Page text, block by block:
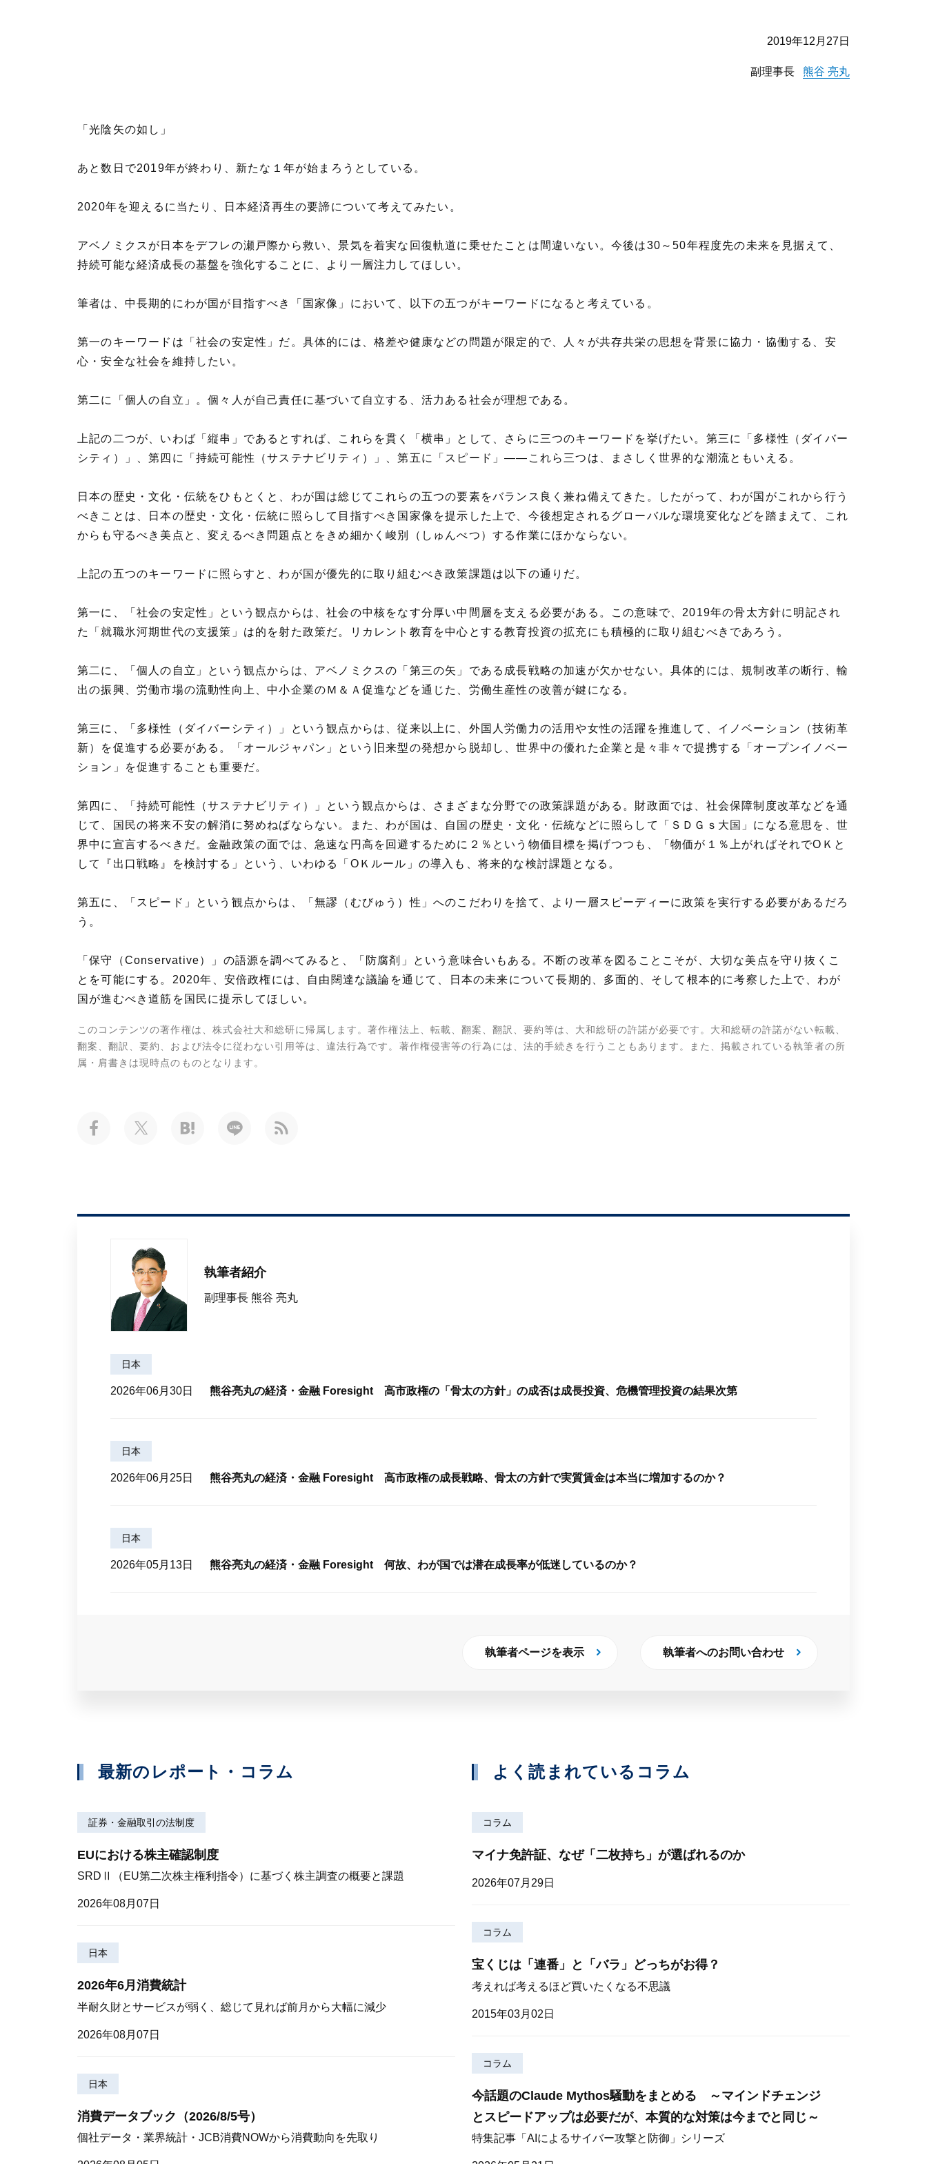
2019年12月27日
副理事長 熊谷 亮丸
「光陰矢の如し」
あと数日で2019年が終わり、新たな１年が始まろうとしている。
2020年を迎えるに当たり、日本経済再生の要諦について考えてみたい。
アベノミクスが日本をデフレの瀬戸際から救い、景気を着実な回復軌道に乗せたことは間違いない。今後は30～50年程度先の未来を見据えて、
持続可能な経済成長の基盤を強化することに、より一層注力してほしい。
筆者は、中長期的にわが国が目指すべき「国家像」において、以下の五つがキーワードになると考えている。
第一のキーワードは「社会の安定性」だ。具体的には、格差や健康などの問題が限定的で、人々が共存共栄の思想を背景に協力・協働する、安
心・安全な社会を維持したい。
第二に「個人の自立」。個々人が自己責任に基づいて自立する、活力ある社会が理想である。
上記の二つが、いわば「縦串」であるとすれば、これらを貫く「横串」として、さらに三つのキーワードを挙げたい。第三に「多様性（ダイバー
シティ）」、第四に「持続可能性（サステナビリティ）」、第五に「スピード」——これら三つは、まさしく世界的な潮流ともいえる。
日本の歴史・文化・伝統をひもとくと、わが国は総じてこれらの五つの要素をバランス良く兼ね備えてきた。したがって、わが国がこれから行う
べきことは、日本の歴史・文化・伝統に照らして目指すべき国家像を提示した上で、今後想定されるグローバルな環境変化などを踏まえて、これ
からも守るべき美点と、変えるべき問題点とをきめ細かく峻別（しゅんべつ）する作業にほかならない。
上記の五つのキーワードに照らすと、わが国が優先的に取り組むべき政策課題は以下の通りだ。
第一に、「社会の安定性」という観点からは、社会の中核をなす分厚い中間層を支える必要がある。この意味で、2019年の骨太方針に明記され
た「就職氷河期世代の支援策」は的を射た政策だ。リカレント教育を中心とする教育投資の拡充にも積極的に取り組むべきであろう。
第二に、「個人の自立」という観点からは、アベノミクスの「第三の矢」である成長戦略の加速が欠かせない。具体的には、規制改革の断行、輸
出の振興、労働市場の流動性向上、中小企業のＭ＆Ａ促進などを通じた、労働生産性の改善が鍵になる。
第三に、「多様性（ダイバーシティ）」という観点からは、従来以上に、外国人労働力の活用や女性の活躍を推進して、イノベーション（技術革
新）を促進する必要がある。「オールジャパン」という旧来型の発想から脱却し、世界中の優れた企業と是々非々で提携する「オープンイノベー
ション」を促進することも重要だ。
第四に、「持続可能性（サステナビリティ）」という観点からは、さまざまな分野での政策課題がある。財政面では、社会保障制度改革などを通
じて、国民の将来不安の解消に努めねばならない。また、わが国は、自国の歴史・文化・伝統などに照らして「ＳＤＧｓ大国」になる意思を、世
界中に宣言するべきだ。金融政策の面では、急速な円高を回避するために２％という物価目標を掲げつつも、「物価が１％上がればそれでОＫと
して『出口戦略』を検討する」という、いわゆる「ОＫルール」の導入も、将来的な検討課題となる。
第五に、「スピード」という観点からは、「無謬（むびゅう）性」へのこだわりを捨て、より一層スピーディーに政策を実行する必要があるだろ
う。
「保守（Conservative）」の語源を調べてみると、「防腐剤」という意味合いもある。不断の改革を図ることこそが、大切な美点を守り抜くこ
とを可能にする。2020年、安倍政権には、自由闊達な議論を通じて、日本の未来について長期的、多面的、そして根本的に考察した上で、わが
国が進むべき道筋を国民に提示してほしい。
このコンテンツの著作権は、株式会社大和総研に帰属します。著作権法上、転載、翻案、翻訳、要約等は、大和総研の許諾が必要です。大和総研の許諾がない転載、
翻案、翻訳、要約、および法令に従わない引用等は、違法行為です。著作権侵害等の行為には、法的手続きを行うこともあります。また、掲載されている執筆者の所
属・肩書きは現時点のものとなります。
執筆者紹介
副理事長 熊谷 亮丸
日本
2026年06月30日 熊谷亮丸の経済・金融 Foresight 高市政権の「骨太の方針」の成否は成長投資、危機管理投資の結果次第
日本
2026年06月25日 熊谷亮丸の経済・金融 Foresight 高市政権の成長戦略、骨太の方針で実質賃金は本当に増加するのか？
日本
2026年05月13日 熊谷亮丸の経済・金融 Foresight 何故、わが国では潜在成長率が低迷しているのか？
執筆者ページを表示 執筆者へのお問い合わせ
最新のレポート・コラム
証券・金融取引の法制度
EUにおける株主確認制度
SRDⅡ（EU第二次株主権利指令）に基づく株主調査の概要と課題
2026年08月07日
日本
2026年6月消費統計
半耐久財とサービスが弱く、総じて見れば前月から大幅に減少
2026年08月07日
日本
消費データブック（2026/8/5号）
個社データ・業界統計・JCB消費NOWから消費動向を先取り
よく読まれているコラム
コラム
マイナ免許証、なぜ「二枚持ち」が選ばれるのか
2026年07月29日
コラム
宝くじは「連番」と「バラ」どっちがお得？
考えれば考えるほど買いたくなる不思議
2015年03月02日
コラム
今話題のClaude Mythos騒動をまとめる ～マインドチェンジ
とスピードアップは必要だが、本質的な対策は今までと同じ～
特集記事「AIによるサイバー攻撃と防御」シリーズ